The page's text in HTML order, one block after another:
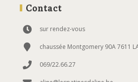
Contact
sur rendez-vous
chaussée Montgomery 90A 7611
069/22.66.27